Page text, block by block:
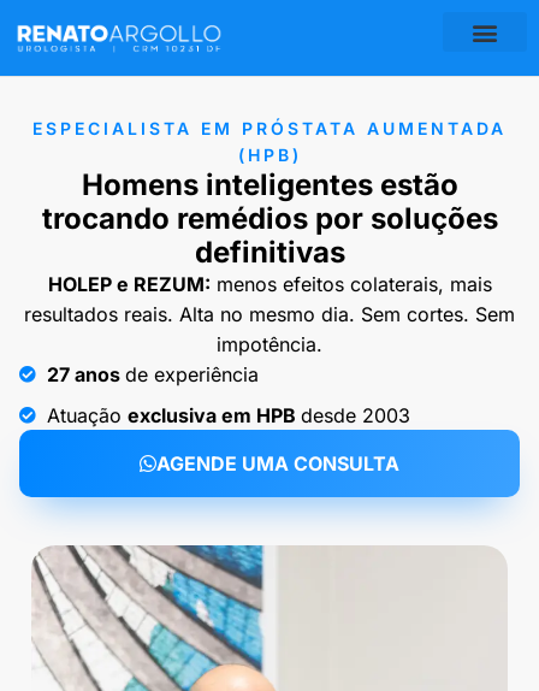
ESPECIALISTA EM PRÓSTATA AUMENTADA
(HPB)
Homens inteligentes estão
trocando remédios por soluções
definitivas
HOLEP e REZUM: menos efeitos colaterais, mais
resultados reais. Alta no mesmo dia. Sem cortes. Sem
impotência.
27 anos de experiência
Atuação exclusiva em HPB desde 2003
AGENDE UMA CONSULTA